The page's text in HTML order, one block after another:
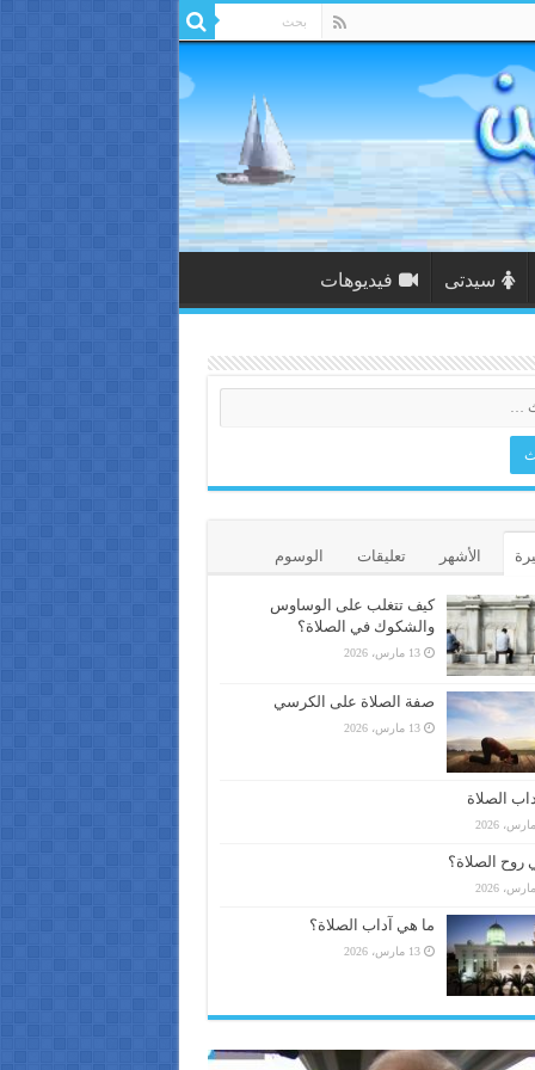
سيدتى فيديوهات
الأشهر تعليقات الوسوم
كيف تتغلب على الوساوس
والشكوك في الصلاة؟
13 مارس، 2026
صفة الصلاة على الكرسي
13 مارس، 2026
الصلاة
روح الصلاة؟
ما هي آداب الصلاة؟
13 مارس، 2026